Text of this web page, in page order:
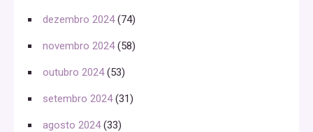
dezembro 2024(74)
novembro 2024(58)
outubro 2024(53)
setembro 2024(31)
agosto 2024(33)